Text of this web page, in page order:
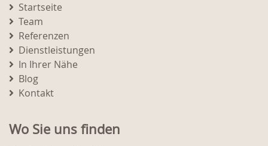
Startseite
Team
Referenzen
Dienstleistungen
In Ihrer Nähe
Blog
Kontakt
Wo Sie uns finden